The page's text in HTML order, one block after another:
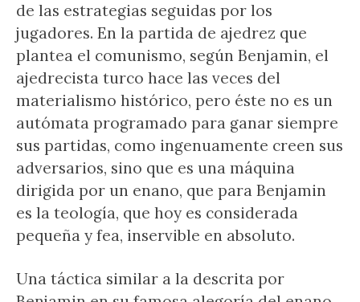
de las estrategias seguidas por los
jugadores. En la partida de ajedrez que
plantea el comunismo, según Benjamin, el
ajedrecista turco hace las veces del
materialismo histórico, pero éste no es un
autómata programado para ganar siempre
sus partidas, como ingenuamente creen sus
adversarios, sino que es una máquina
dirigida por un enano, que para Benjamin
es la teología, que hoy es considerada
pequeña y fea, inservible en absoluto.
Una táctica similar a la descrita por